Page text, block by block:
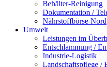
Behälter-Reinigung
Dokumentation /
Nährstoffbörse-Nord
Umwelt
Leistungen im
Entschlammung /
Industrie-Logistik
Landschaftspflege /